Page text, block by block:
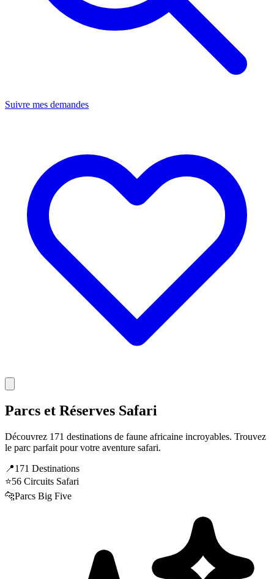
Suivre mes demandes
Parcs et Réserves Safari
Découvrez 171 destinations de faune africaine incroyables. Trouvez
le parc parfait pour votre aventure safari.
📍171 Destinations
⭐56 Circuits Safari
🐆Parcs Big Five